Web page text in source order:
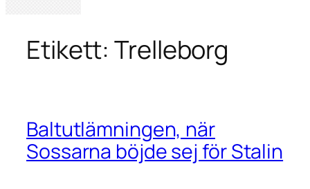
Etikett:Trelleborg
Baltutlämningen, när
Sossarna böjde sej för Stalin